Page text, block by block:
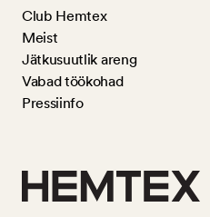
Club Hemtex
Meist
Jätkusuutlik areng
Vabad töökohad
Pressiinfo